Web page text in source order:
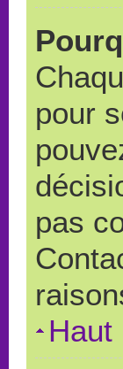
pour
pas
Haut